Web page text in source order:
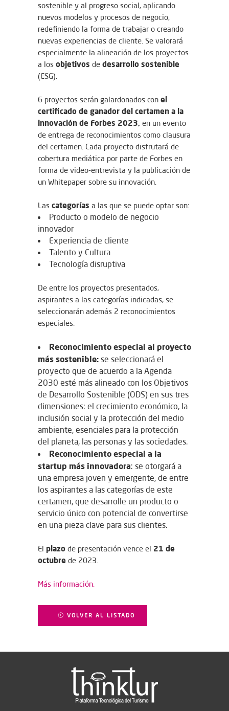
sostenible y al progreso social, aplicando
nuevos modelos y procesos de negocio,
redefiniendo la forma de trabajar o creando
nuevas experiencias de cliente. Se valorará
especialmente la alineación de los proyectos
a los objetivos de desarrollo sostenible
(ESG).
6 proyectos serán galardonados con el
certificado de ganador del certamen a la
innovación de Forbes 2023, en un evento
de entrega de reconocimientos como clausura
del certamen. Cada proyecto disfrutará de
cobertura mediática por parte de Forbes en
forma de video-entrevista y la publicación de
un Whitepaper sobre su innovación.
Las categorías a las que se puede optar son:
Producto o modelo de negocio
innovador
Experiencia de cliente
Talento y Cultura
Tecnología disruptiva
De entre los proyectos presentados,
aspirantes a las categorías indicadas, se
seleccionarán además 2 reconocimientos
especiales:
Reconocimiento especial al proyecto
más sostenible: se seleccionará el
proyecto que de acuerdo a la Agenda
2030 esté más alineado con los Objetivos
de Desarrollo Sostenible (ODS) en sus tres
dimensiones: el crecimiento económico, la
inclusión social y la protección del medio
ambiente, esenciales para la protección
del planeta, las personas y las sociedades.
Reconocimiento especial a la
startup más innovadora: se otorgará a
una empresa joven y emergente, de entre
los aspirantes a las categorías de este
certamen, que desarrolle un producto o
servicio único con potencial de convertirse
en una pieza clave para sus clientes.
El plazo de presentación vence el 21 de
octubre de 2023.
Más información.
VOLVER AL LISTADO